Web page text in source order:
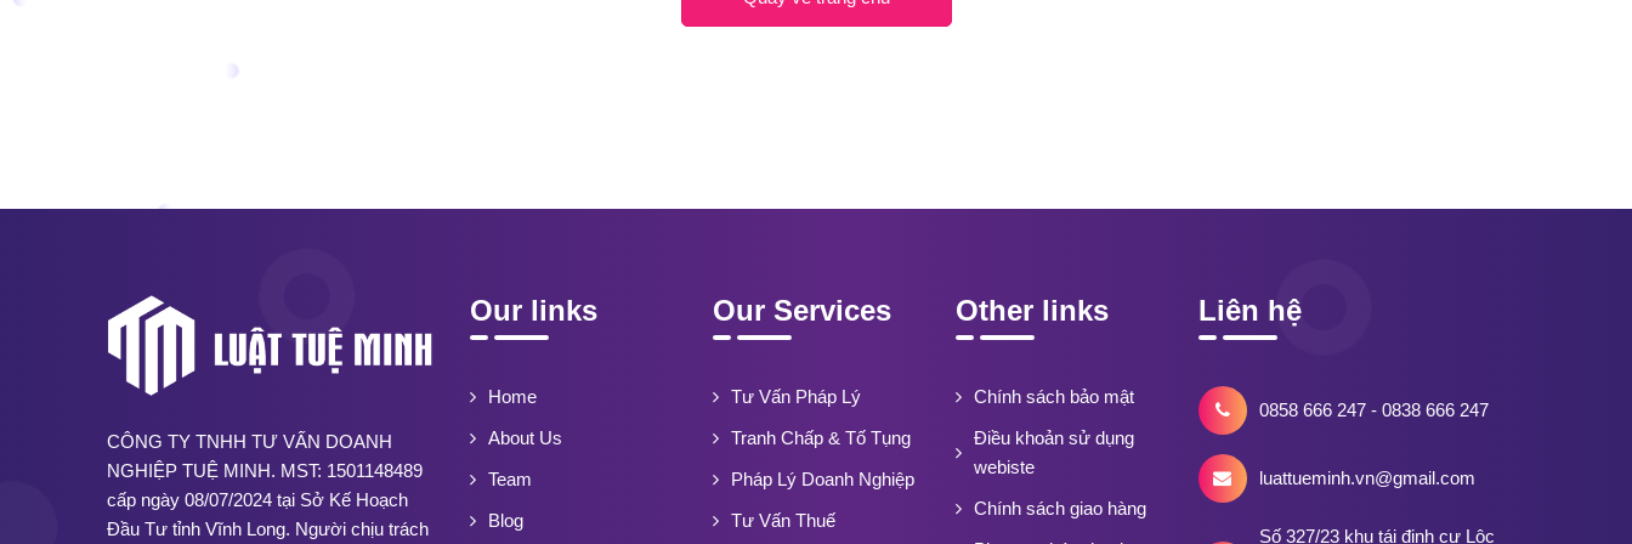
CÔNG TY TNHH TƯ VẤN DOANH
NGHIỆP TUỆ MINH. MST: 1501148489
cấp ngày 08/07/2024 tại Sở Kế Hoạch
Đầu Tư tỉnh Vĩnh Long. Người chịu trách
Our links
Home
About Us
Team
Blog
Our Services
Tư Vấn Pháp Lý
Tranh Chấp & Tố Tụng
Pháp Lý Doanh Nghiệp
Tư Vấn Thuế
Other links
Chính sách bảo mật
Điều khoản sử dụng
webiste
Chính sách giao hàng
Liên hệ
0858 666 247 - 0838 666 247
luattueminh.vn@gmail.com
Số 327/23 khu tái định cư Lộc